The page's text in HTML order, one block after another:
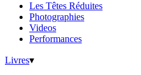
Les Têtes Réduites
Photographies
Videos
Performances
Livres▾